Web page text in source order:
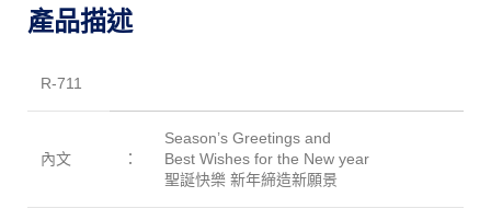
產品描述
R-711
內文 ：
Season’s Greetings and
Best Wishes for the New year
聖誕快樂 新年締造新願景